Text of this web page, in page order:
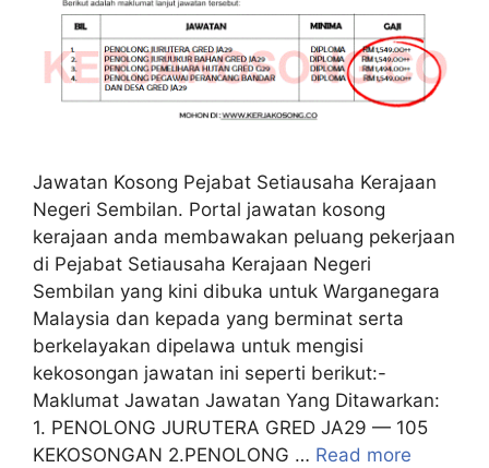
Jawatan Kosong Pejabat Setiausaha Kerajaan
Negeri Sembilan. Portal jawatan kosong
kerajaan anda membawakan peluang pekerjaan
di Pejabat Setiausaha Kerajaan Negeri
Sembilan yang kini dibuka untuk Warganegara
Malaysia dan kepada yang berminat serta
berkelayakan dipelawa untuk mengisi
kekosongan jawatan ini seperti berikut:-
Maklumat Jawatan Jawatan Yang Ditawarkan:
1. PENOLONG JURUTERA GRED JA29 — 105
KEKOSONGAN 2.PENOLONG … Read more